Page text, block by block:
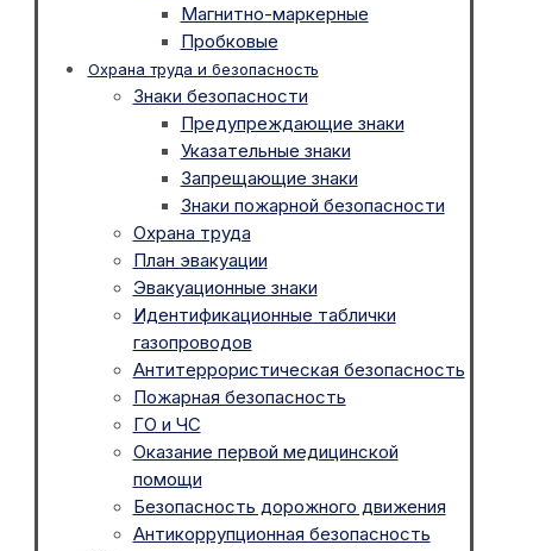
Магнитно-маркерные
Пробковые
Охрана труда и безопасность
Знаки безопасности
Предупреждающие знаки
Указательные знаки
Запрещающие знаки
Знаки пожарной безопасности
Охрана труда
План эвакуации
Эвакуационные знаки
Идентификационные таблички
газопроводов
Антитеррористическая безопасность
Пожарная безопасность
ГО и ЧС
Оказание первой медицинской
помощи
Безопасность дорожного движения
Антикоррупционная безопасность